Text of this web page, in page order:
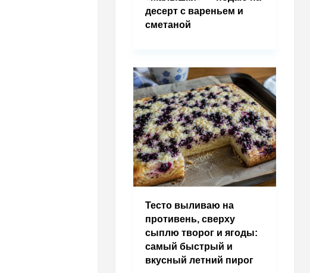
десерт с вареньем и
сметаной
Тесто выливаю на
противень, сверху
сыплю творог и ягоды:
самый быстрый и
вкусный летний пирог